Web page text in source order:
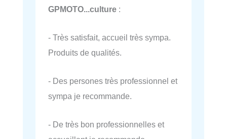
GPMOTO...culture :
- Très satisfait, accueil très sympa.
Produits de qualités.
- Des persones très professionnel et
sympa je recommande.
- De très bon professionnelles et